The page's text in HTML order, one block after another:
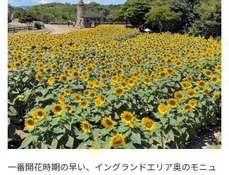
一番開花時期の早い、イングランドエリア奥のモニュ